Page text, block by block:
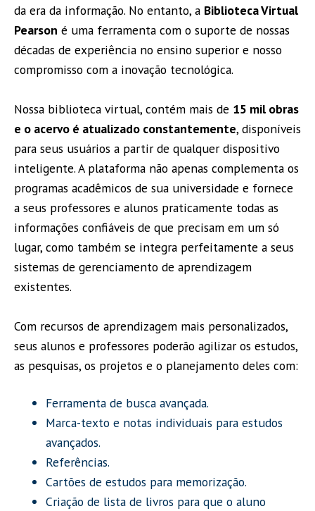
da era da informação. No entanto, a Biblioteca Virtual
Pearson é uma ferramenta com o suporte de nossas
décadas de experiência no ensino superior e nosso
compromisso com a inovação tecnológica.
Nossa biblioteca virtual, contém mais de 15 mil obras
e o acervo é atualizado constantemente, disponíveis
para seus usuários a partir de qualquer dispositivo
inteligente. A plataforma não apenas complementa os
programas acadêmicos de sua universidade e fornece
a seus professores e alunos praticamente todas as
informações confiáveis de que precisam em um só
lugar, como também se integra perfeitamente a seus
sistemas de gerenciamento de aprendizagem
existentes.
Com recursos de aprendizagem mais personalizados,
seus alunos e professores poderão agilizar os estudos,
as pesquisas, os projetos e o planejamento deles com:
Ferramenta de busca avançada.
Marca-texto e notas individuais para estudos
avançados.
Referências.
Cartões de estudos para memorização.
Criação de lista de livros para que o aluno